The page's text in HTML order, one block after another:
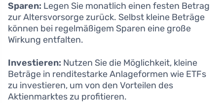
Sparen: Legen Sie monatlich einen festen Betrag
zur Altersvorsorge zurück. Selbst kleine Beträge
können bei regelmäßigem Sparen eine große
Wirkung entfalten.
Investieren: Nutzen Sie die Möglichkeit, kleine
Beträge in renditestarke Anlageformen wie ETFs
zu investieren, um von den Vorteilen des
Aktienmarktes zu profitieren.